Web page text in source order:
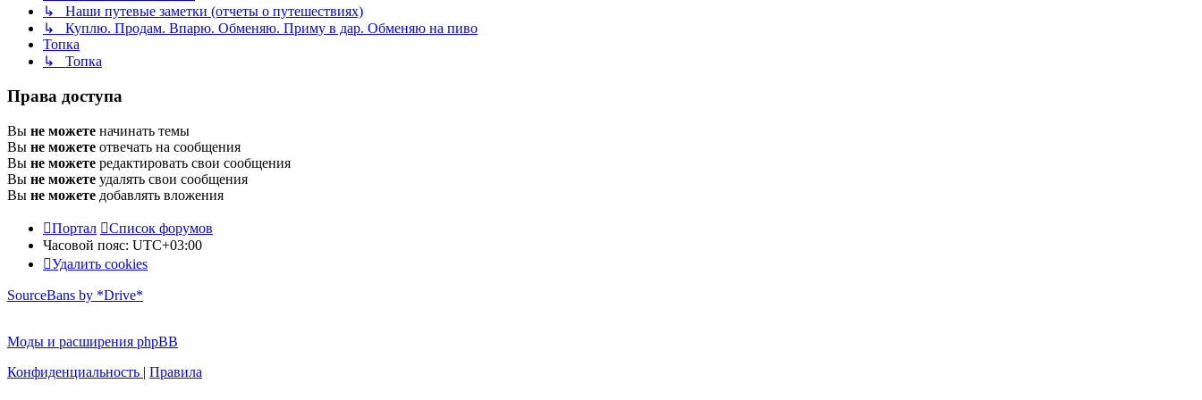
↳ Наши путевые заметки (отчеты о путешествиях)
↳ Куплю. Продам. Впарю. Обменяю. Приму в дар. Обменяю на пиво
Топка
↳ Топка
Права доступа
Вы не можете начинать темы
Вы не можете отвечать на сообщения
Вы не можете редактировать свои сообщения
Вы не можете удалять свои сообщения
Вы не можете добавлять вложения
Портал
Список форумов
Часовой пояс: UTC+03:00
Удалить cookies
SourceBans by *Drive*
Моды и расширения phpBB
Конфиденциальность | Правила